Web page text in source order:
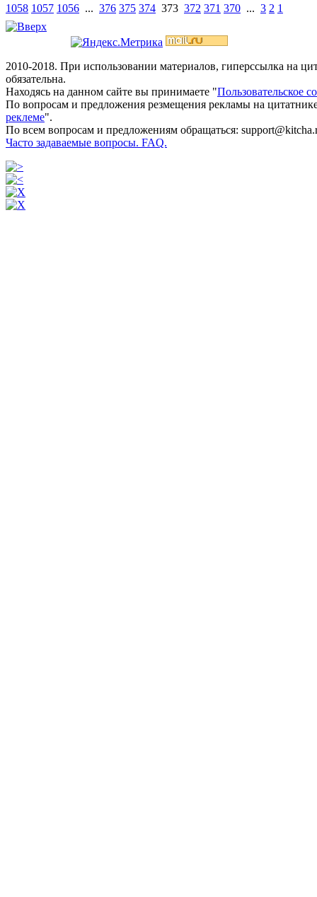
1058 1057 1056 ... 376 375 374 373 372 371 370 ... 3 2 1
2010-2018. При использовании материалов, гиперссылка на
обязательна.
Находясь на данном сайте вы принимаете "Пользовательское
По вопросам и предложения резмещения рекламы на
реклеме".
По всем вопросам и предложениям обращаться:
Часто задаваемые вопросы. FAQ.